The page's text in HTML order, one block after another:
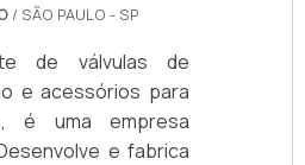
/ SÃO PAULO - SP
de válvulas de
e acessórios para
é uma empresa
e fabrica